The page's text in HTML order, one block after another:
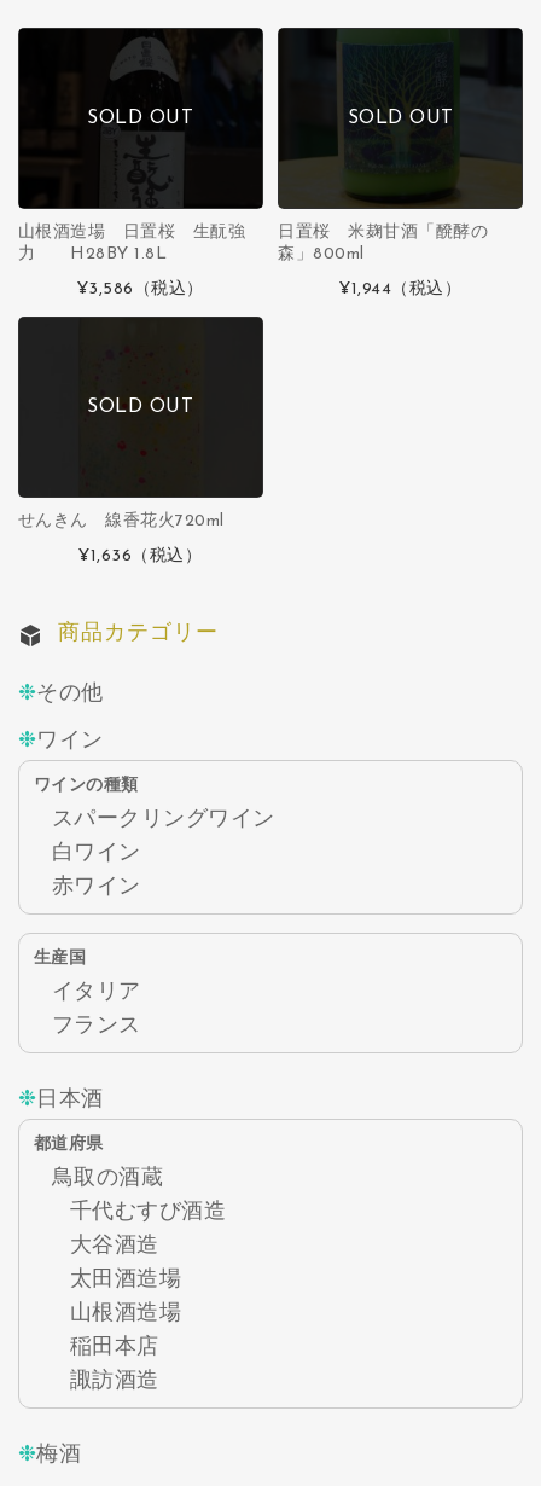
SOLD OUT
山根酒造場 日置桜 生酛強
力 H28BY 1.8L
¥3,586
（税込）
SOLD OUT
日置桜 米麹甘酒「醗酵の
森」800ml
¥1,944 （税込）
SOLD OUT
せんきん 線香花火720ml
¥1,636 （税込）
商品カテゴリー
その他
ワイン
ワインの種類
スパークリングワイン
白ワイン
赤ワイン
生産国
イタリア
フランス
日本酒
都道府県
鳥取の酒蔵
千代むすび酒造
大谷酒造
太田酒造場
山根酒造場
稲田本店
諏訪酒造
梅酒